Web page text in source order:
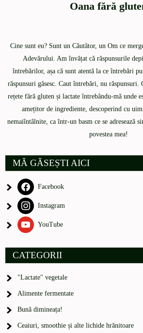
Oana fără
Cine sunt eu? Sunt un Căutător, un Om ce
Adevărului. Am învățat că răspunsurile
întrebărilor, așa că sunt atentă la ce întrebări
răspunsuri găsesc. Caut întrebări, nu răspunsuri.
rețete fără gluten și lactate întrebându-mă unde
amețitor de ingrediente, descoperind cu
nemaiîntâlnite, ca într-un basm ce se adresează
povestea mea!
MĂ GĂSEȘTI AICI
Facebook
Instagram
YouTube
CATEGORII
"Lactate" vegetale
Alimente fermentate
Bună dimineața!
Ceaiuri, smoothie și alte lichide hrănitoare